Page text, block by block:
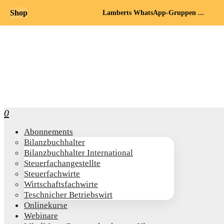
0
Abon­ne­ments
Bilanz­buch­hal­ter
Bilanz­buch­hal­ter International
Steu­er­fach­an­ge­stell­te
Steu­er­fach­wir­te
Wirt­schafts­fach­wir­te
Teschni­cher Betriebswirt
Online­kur­se
Web­i­na­re
Shop Lamberts WhatsApp-Gruppen ...